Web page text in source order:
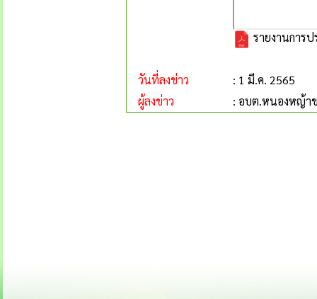
รายงานการ
วันที่ลงข่าว
: 1 มี.ค. 2565
ผู้ลงข่าว
: อบต.หนองหญ้า